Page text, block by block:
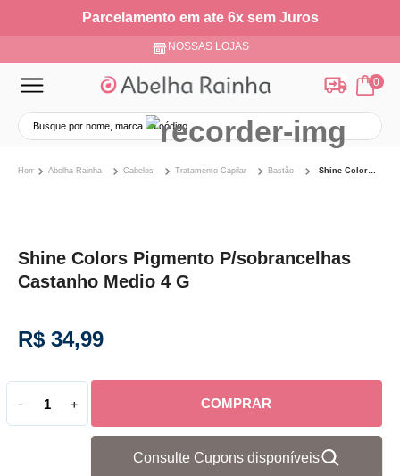
Parcelamento em ate 6x sem Juros
NOSSAS LOJAS
0
Abelha Rainha Cabelos Tratamento Capilar Bastão Shine Colors Pigmento P/sobrancelhas Castanho Medio 4 G
Shine Colors Pigmento P/sobrancelhas
Castanho Medio 4 G
R$ 34,99
＋
－ COMPRAR
Consulte Cupons disponíveis